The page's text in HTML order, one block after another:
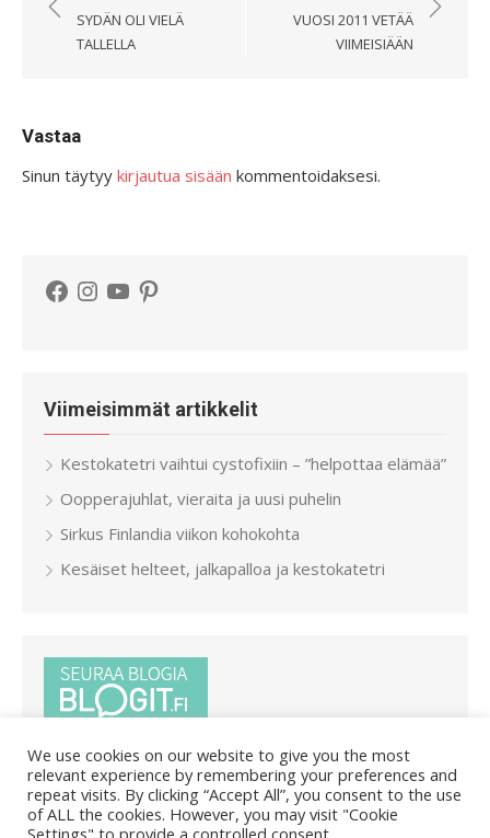
selaus
SYDÄN OLI VIELÄ
TALLELLA
VUOSI 2011 VETÄÄ
VIIMEISIÄÄN
Vastaa
Sinun täytyy kirjautua sisään kommentoidaksesi.
Facebook
Instagram
YouTubePinterest
Viimeisimmät artikkelit
Kestokatetri vaihtui cystofixiin – ”helpottaa elämää”
Oopperajuhlat, vieraita ja uusi puhelin
Sirkus Finlandia viikon kohokohta
Kesäiset helteet, jalkapalloa ja kestokatetri
We use cookies on our website to give you the most
relevant experience by remembering your preferences and
repeat visits. By clicking “Accept All”, you consent to the use
of ALL the cookies. However, you may visit "Cookie
Settings" to provide a controlled consent.